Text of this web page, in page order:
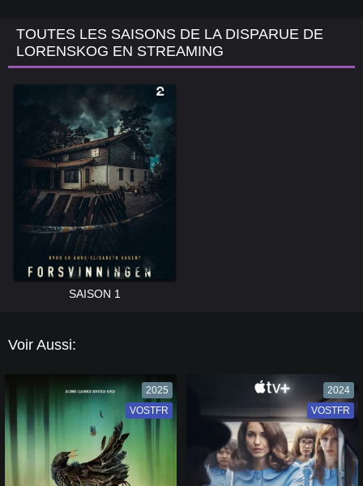
TOUTES LES SAISONS DE LA DISPARUE DE
LORENSKOG EN STREAMING
SAISON 1
Voir Aussi:
2025
VF
VOSTFR
2024
VF
VOSTFR